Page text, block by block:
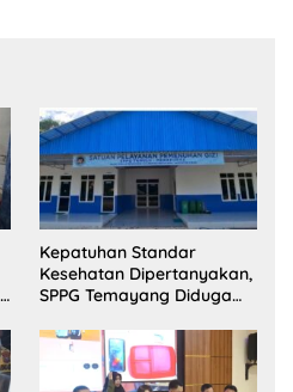
Kepatuhan Standar
Kesehatan Dipertanyakan,
SPPG Temayang Diduga